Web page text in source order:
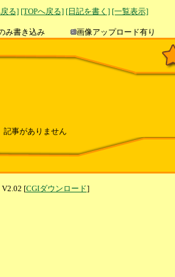
る] [TOPへ戻る] [日記を書く] [一覧表示]
のみ書き込み
画像アップロード有り
記事がありません
[CGIダウンロード]